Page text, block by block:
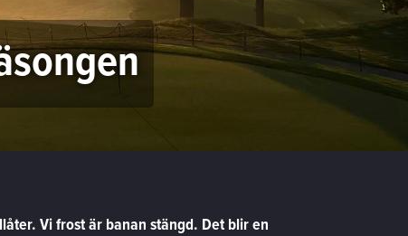
Vi frost är banan stängd. Det blir en